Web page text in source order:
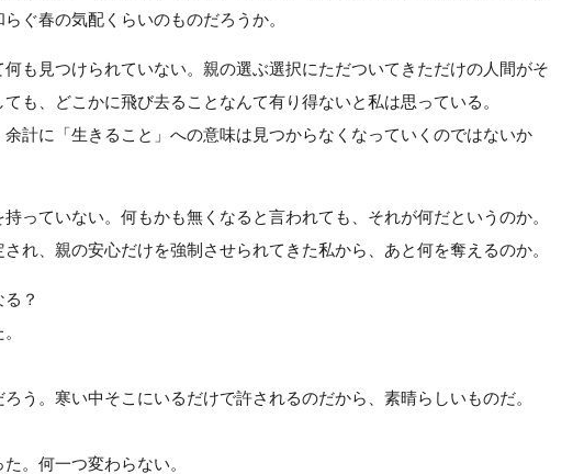
ぐ春の気配くらいのものだろうか。
も見つけられていない。親の選ぶ選択にただついてきただけの人間がそ
も、どこかに飛び去ることなんて有り得ないと私は思っている。
計に「生きること」への意味は見つからなくなっていくのではないか
っていない。何もかも無くなると言われても、それが何だというのか。
れ、親の安心だけを強制させられてきた私から、あと何を奪えるのか。
？
う。寒い中そこにいるだけで許されるのだから、素晴らしいものだ。
。何一つ変わらない。